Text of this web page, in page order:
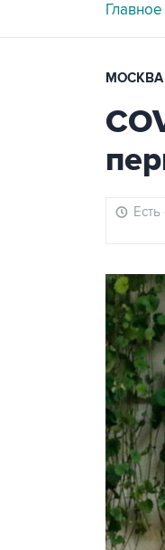
Главное
МОСКВА